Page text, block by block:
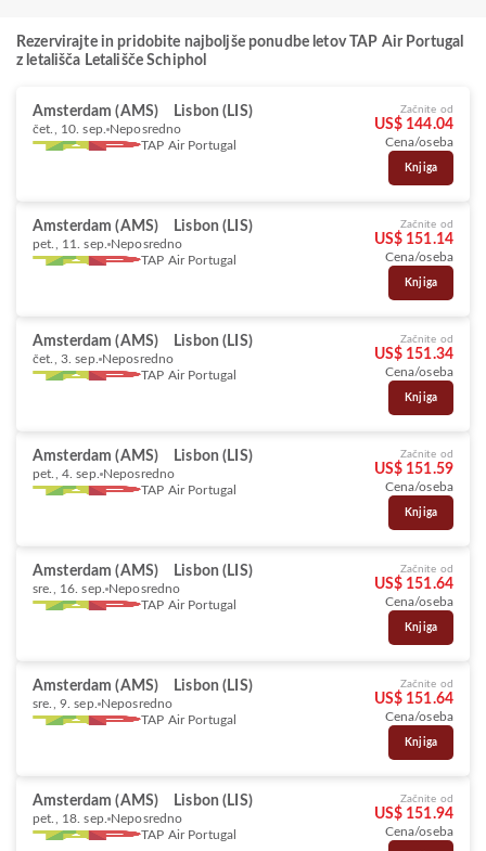
Rezervirajte in pridobite najboljše ponudbe letov TAP Air Portugal
z letališča Letališče Schiphol
Amsterdam (AMS) Lisbon (LIS)
čet., 10. sep. Neposredno
TAP Air Portugal
Začnite od
US$ 144.04
Cena/oseba
Knjiga
Amsterdam (AMS) Lisbon (LIS)
pet., 11. sep. Neposredno
TAP Air Portugal
Začnite od
US$ 151.14
Cena/oseba
Knjiga
Amsterdam (AMS) Lisbon (LIS)
čet., 3. sep. Neposredno
TAP Air Portugal
Začnite od
US$ 151.34
Cena/oseba
Knjiga
Amsterdam (AMS) Lisbon (LIS)
pet., 4. sep. Neposredno
TAP Air Portugal
Začnite od
US$ 151.59
Cena/oseba
Knjiga
Amsterdam (AMS) Lisbon (LIS)
sre., 16. sep. Neposredno
TAP Air Portugal
Začnite od
US$ 151.64
Cena/oseba
Knjiga
Amsterdam (AMS) Lisbon (LIS)
sre., 9. sep. Neposredno
TAP Air Portugal
Začnite od
US$ 151.64
Cena/oseba
Knjiga
Amsterdam (AMS) Lisbon (LIS)
pet., 18. sep. Neposredno
TAP Air Portugal
Začnite od
US$ 151.94
Cena/oseba